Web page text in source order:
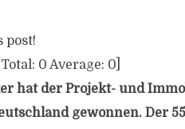
post!
[Total: 0 Average: 0
hat der Projekt- und
gewonnen. Der